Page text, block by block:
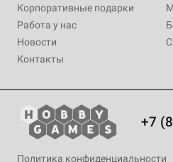
Корпоративные подарки
Работа у нас
Новости
Контакты
+7
Политика конфиденциальности